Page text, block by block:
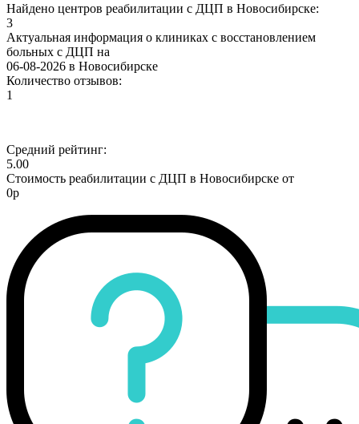
Найдено центров реабилитации с ДЦП в Новосибирске:
3
Актуальная информация о клиниках с восстановлением
больных с ДЦП на
06-08-2026 в Новосибирске
Количество отзывов:
1
Средний рейтинг:
5.00
Стоимость реабилитации с ДЦП в Новосибирске от
0р